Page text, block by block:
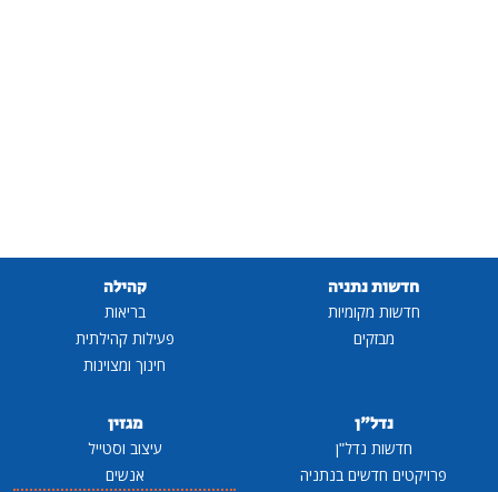
חדשות נתניה
חדשות מקומיות
מבזקים
קהילה
בריאות
פעילות קהילתית
חינוך ומצוינות
נדל"ן
חדשות נדל"ן
פרויקטים חדשים בנתניה
מגזין
עיצוב וסטייל
אנשים